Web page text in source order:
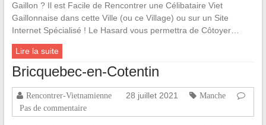
Gaillon ? Il est Facile de Rencontrer une Célibataire Viet
Gaillonnaise dans cette Ville (ou ce Village) ou sur un Site
Internet Spécialisé ! Le Hasard vous permettra de Côtoyer…
Lire la suite
Bricquebec-en-Cotentin
Rencontrer-Vietnamienne 28 juillet 2021
Manche
Pas de commentaire